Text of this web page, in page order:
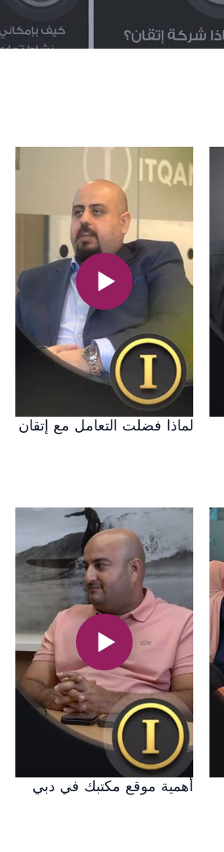
لماذا فضلت التعامل مع إتقان
أهمية موقع مكتبك في دبي